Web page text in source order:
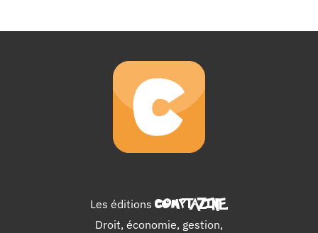
Les éditions COMPTAZINE.
Droit, économie, gestion,